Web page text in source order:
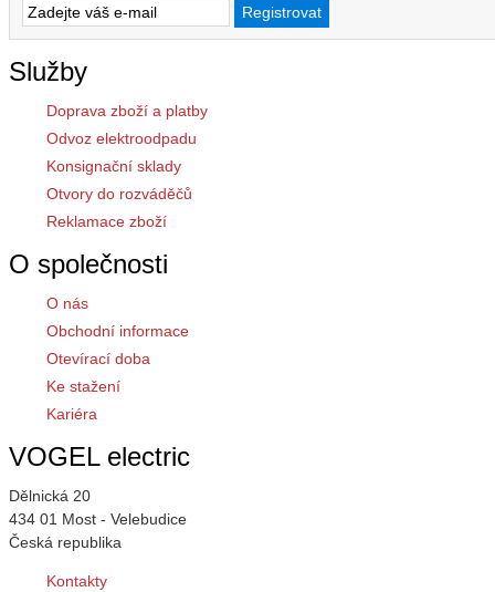
Služby
Doprava zboží a platby
Odvoz elektroodpadu
Konsignační sklady
Otvory do rozváděčů
Reklamace zboží
O společnosti
O nás
Obchodní informace
Otevírací doba
Ke stažení
Kariéra
VOGEL electric
Dělnická 20
434 01 Most - Velebudice
Česká republika
Kontakty